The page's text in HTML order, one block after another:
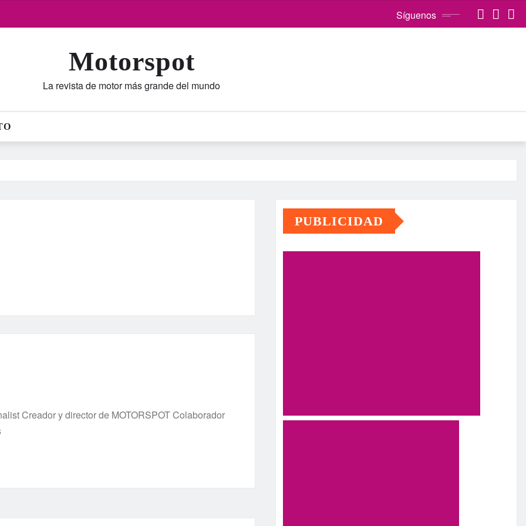
Síguenos
Motorspot
La revista de motor más grande del mundo
Creador y director de MOTORSPOT Colaborador
PUBLICIDAD